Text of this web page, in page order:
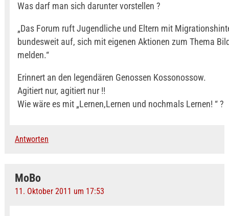
Was darf man sich darunter vorstellen ?
„Das Forum ruft Jugendliche und Eltern mit
bundesweit auf, sich mit eigenen Aktionen zum Thema
melden.“
Erinnert an den legendären Genossen Kossonossow.
Agitiert nur, agitiert nur !!
Wie wäre es mit „Lernen,Lernen und nochmals Lernen! “ ?
Antworten
MoBo
11. Oktober 2011 um 17:53